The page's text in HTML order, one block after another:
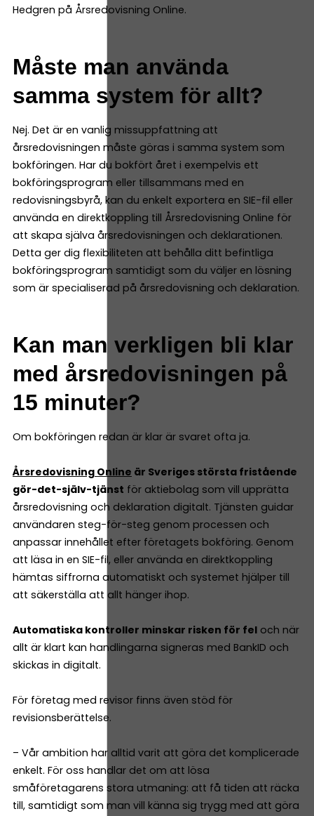
Hedgren på Årsredovisning Online.
Måste man använda
samma system för allt?
Nej. Det är en vanlig missuppfattning att
årsredovisningen måste göras i samma system som
bokföringen. Har du bokfört året i exempelvis ett
bokföringsprogram eller tillsammans med en
redovisningsbyrå, kan du enkelt exportera en SIE-fil eller
använda en direktkoppling till Årsredovisning Online för
att skapa själva årsredovisningen och deklarationen.
Detta ger dig flexibiliteten att behålla ditt befintliga
bokföringsprogram samtidigt som du väljer en lösning
som är specialiserad på årsredovisning och deklaration.
Kan man verkligen bli klar
med årsredovisningen på
15 minuter?
Om bokföringen redan är klar är svaret ofta ja.
Årsredovisning Online är Sveriges största fristående
gör-det-själv-tjänst för aktiebolag som vill upprätta
årsredovisning och deklaration digitalt. Tjänsten guidar
användaren steg-för-steg genom processen och
anpassar innehållet efter företagets bokföring. Genom
att läsa in en SIE-fil, eller använda en direktkoppling
hämtas siffrorna automatiskt och systemet hjälper till
att säkerställa att allt hänger ihop.
Automatiska kontroller minskar risken för fel och när
allt är klart kan handlingarna signeras med BankID och
skickas in digitalt.
För företag med revisor finns även stöd för
revisionsberättelse.
– Vår ambition har alltid varit att göra det komplicerade
enkelt. För oss handlar det om att lösa
småföretagarens stora utmaning: att få tiden att räcka
till, samtidigt som man vill känna sig trygg med att göra